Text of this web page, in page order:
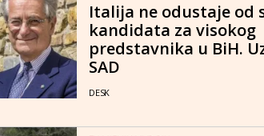
Italija ne odustaje od
kandidata za visokog
predstavnika u BiH.
SAD
DESK